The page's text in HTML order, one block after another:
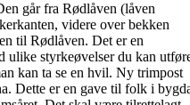
går fra Rødlåven (låven
videre over bekken
til Rødlåven. Det er en
ulike styrkeøvelser du kan
kan ta se en hvil. Ny trimpost
Dette er en gave til folk i